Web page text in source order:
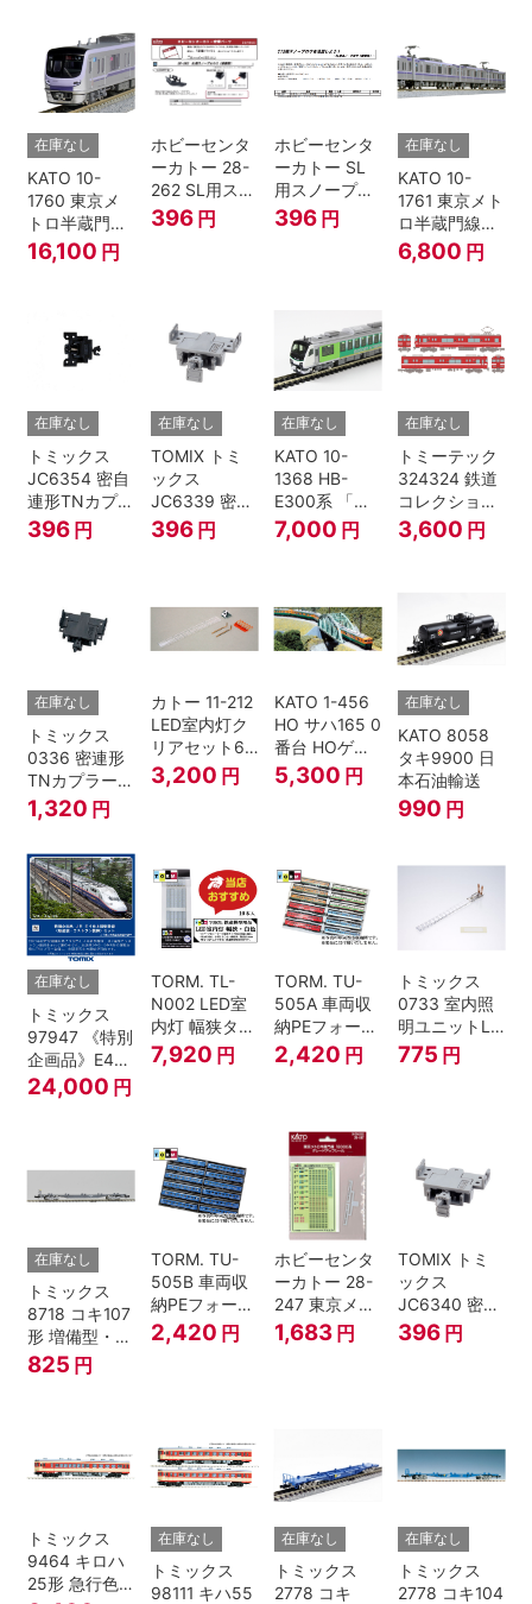
模型
在庫なし
KATO 10-
1760 東京メ
トロ半蔵門線
18000系 基本
6両セット N
16,100 円
ホビーセンタ
ーカトー 28-
262 SL用スノ
ープロウ1 前
面用 Nゲージ
396 円
ホビーセンタ
ーカトー SL
用スノープロ
ウ① 前面用
396 円
在庫なし
KATO 10-
1761 東京メト
ロ半蔵門線
18000系 増結
4両セット N
6,800 円
在庫なし
トミックス
JC6354 密自
連形TNカプラ
ーSP・黒(キ
ハ52-100用)
396 円
在庫なし
TOMIX トミ
ックス
JC6339 密連
形TNカプラー
(SP・グレ
転台側) 鉄道
模型 Nゲージ
396 円
在庫なし
KATO 10-
1368 HB-
E300系 「リ
ゾートビュー
ふるさと」 2
7,000 円
在庫なし
トミーテック
324324 鉄道
コレクション
名古屋鉄道
6000系 白帯
nゲージ
3,600 円
在庫なし
トミックス
0336 密連形
TNカプラー
(6個・SP・
黒)
1,320 円
カトー 11-212
LED室内灯ク
リアセット6
入 Nゲージ
3,200 円
KATO 1-456
HO サハ165 0
番台 HOゲー
ジ
5,300 円
在庫なし
KATO 8058
タキ9900 日
本石油輸送
990 円
在庫なし
トミックス
97947 《特別
企画品》E4系
上越新幹線 新
塗装・ラスト
24,000 円
TORM. TL-
N002 LED室
内灯 幅狭タイ
プ・白色 10本
鉄道模型
7,920 円
TORM. TU-
505A 車両収
納PEフォーム
12両用 (ライ
トグレー) 2枚
2,420 円
トミックス
0733 室内照
明ユニットLC
(白色)
775 円
在庫なし
トミックス
8718 コキ107
形 増備型・コ
ンテナなし Ｎ
ゲージ
825 円
TORM. TU-
505B 車両収
納PEフォーム
12両用 (ダー
クグレー) 2枚
2,420 円
ホビーセンタ
ーカトー 28-
247 東京メト
ロ半蔵門線
18000系グレ
1,683 円
TOMIX トミ
ックス
JC6340 密連
形TNカプラー
(SP・グレ
ジ
396 円
トミックス
9464 キロハ
25形 急行色･
在庫なし
トミックス
98111 キハ55
在庫なし
トミックス
2778 コキ
在庫なし
トミックス
2778 コキ104